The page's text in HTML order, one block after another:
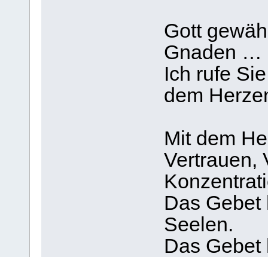
Gott
Gnaden …
Ich rufe
dem
Mit dem
Vertrauen,
Das
Seelen.
Das Gebet